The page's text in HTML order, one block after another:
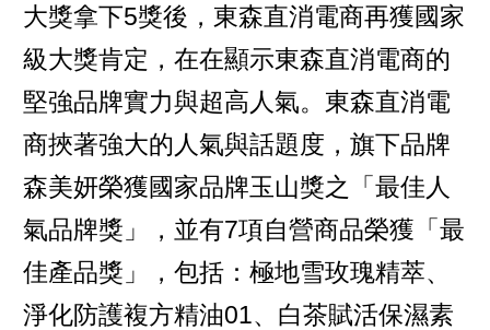
大獎拿下5獎後，東森直消電商再獲國家
級大獎肯定，在在顯示東森直消電商的
堅強品牌實力與超高人氣。東森直消電
商挾著強大的人氣與話題度，旗下品牌
森美妍榮獲國家品牌玉山獎之「最佳人
氣品牌獎」，並有7項自營商品榮獲「最
佳產品獎」，包括：極地雪玫瑰精萃、
淨化防護複方精油01、白茶賦活保濕素